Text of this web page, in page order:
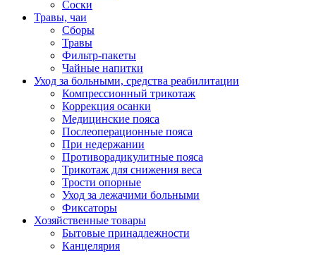
Соски
Травы, чаи
Сборы
Травы
Фильтр-пакеты
Чайные напитки
Уход за больными, средства реабилитации
Компрессионный трикотаж
Коррекция осанки
Медицинские пояса
Послеоперационные пояса
При недержании
Противорадикулитные пояса
Трикотаж для снижения веса
Трости опорные
Уход за лежачими больными
Фиксаторы
Хозяйственные товары
Бытовые принадлежности
Канцелярия